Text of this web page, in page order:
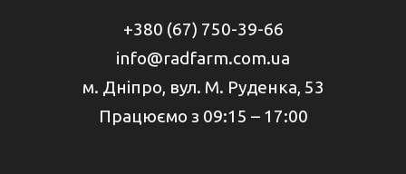
+380 (67) 750-39-66
info@radfarm.com.ua
м. Дніпро, вул. М. Руденка, 53
Працюємо з 09:15 – 17:00